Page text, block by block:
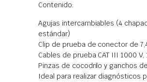
Contenido:
Agujas intercambiables (4
estándar)
Clip de prueba de conector de
Cables de prueba CAT III 1000 V,
Pinzas de cocodrilo y ganchos
Ideal para realizar diagnósticos